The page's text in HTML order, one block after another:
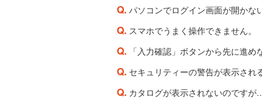
Q. パソコンでログイン画面が開かな
Q. スマホでうまく操作できません。
Q. 「入力確認」ボタンから先に進め
Q. セキュリティーの警告が表示される
Q. カタログが表示されないのですが